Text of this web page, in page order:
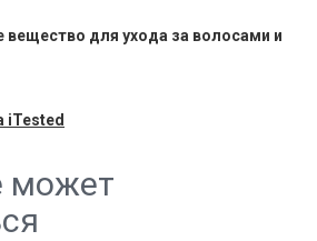
вещество для ухода за волосами и
iTested
может